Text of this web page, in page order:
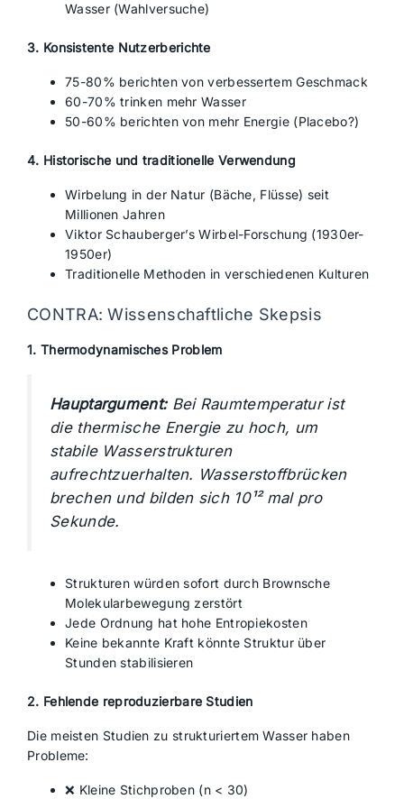
Wasser (Wahlversuche)
3. Konsistente Nutzerberichte
75-80% berichten von verbessertem Geschmack
60-70% trinken mehr Wasser
50-60% berichten von mehr Energie (Placebo?)
4. Historische und traditionelle Verwendung
Wirbelung in der Natur (Bäche, Flüsse) seit
Millionen Jahren
Viktor Schauberger’s Wirbel-Forschung (1930er-
1950er)
Traditionelle Methoden in verschiedenen Kulturen
CONTRA: Wissenschaftliche Skepsis
1. Thermodynamisches Problem
Hauptargument:Bei Raumtemperatur ist
die thermische Energie zu hoch, um
stabile Wasserstrukturen
aufrechtzuerhalten. Wasserstoffbrücken
brechen und bilden sich 10¹² mal pro
Sekunde.
Strukturen würden sofort durch Brownsche
Molekularbewegung zerstört
Jede Ordnung hat hohe Entropiekosten
Keine bekannte Kraft könnte Struktur über
Stunden stabilisieren
2. Fehlende reproduzierbare Studien
Die meisten Studien zu strukturiertem Wasser haben
Probleme:
❌ Kleine Stichproben (n < 30)